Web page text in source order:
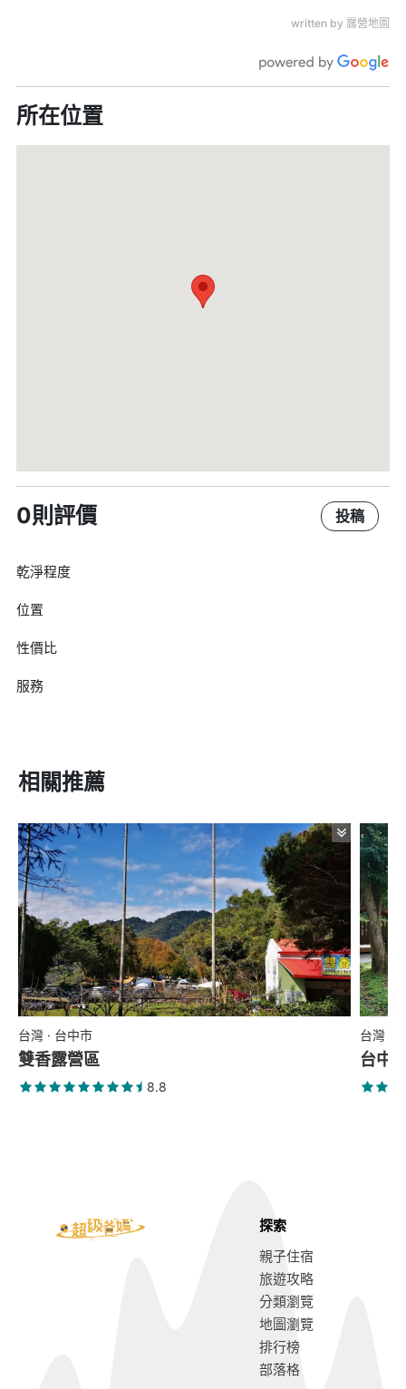
written by 露營地圖
所在位置
0則評價 投稿
乾淨程度
位置
性價比
服務
相關推薦
台灣 · 台中市
雙香露營區
8.8
台灣 ·
台中
探索
親子住宿
旅遊攻略
分類瀏覽
地圖瀏覽
排行榜
部落格